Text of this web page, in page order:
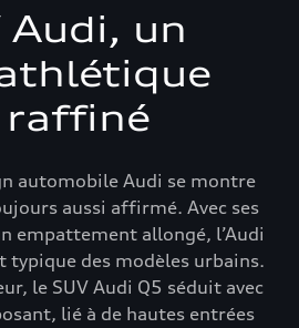
Audi, un
raffiné
automobile Audi se montre
aussi affirmé. Avec ses
empattement allongé, l’Audi
typique des modèles urbains.
le SUV Audi Q5 séduit avec
lié à de hautes entrées